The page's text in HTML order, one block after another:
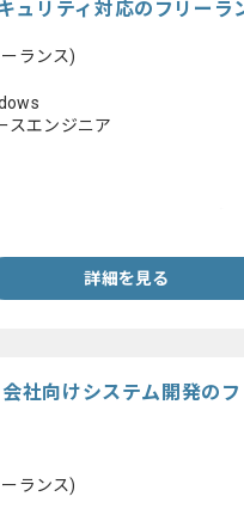
ュリティ対応のフリーラ
ランス)
スエンジニア
詳細を見る
社向けシステム開発の
ランス)